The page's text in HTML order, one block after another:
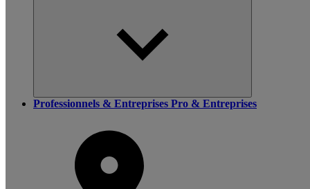
Professionnels & Entreprises Pro & Entreprises